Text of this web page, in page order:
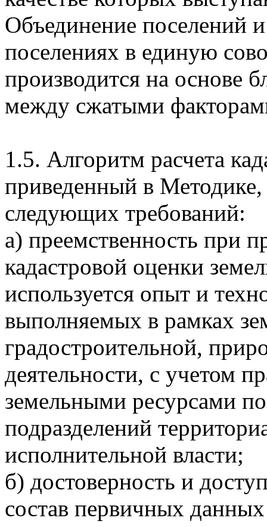
Объединение поселений
поселениях в единую
производится на основе
между сжатыми
1.5. Алгоритм расчета
приведенный в Методике,
следующих требований:
а) преемственность при
кадастровой оценки
используется опыт и
выполняемых в рамках
градостроительной,
деятельности, с учетом
земельными ресурсами
подразделений
исполнительной власти;
б) достоверность и
состав первичных